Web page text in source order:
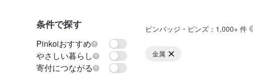
条件で探す
Pinkoiおすすめ
やさしい暮らし
寄付につながる
ピンバッジ・ピンズ ：1,000+ 件
金属